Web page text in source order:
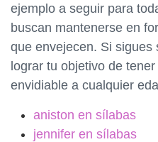
ejemplo a seguir para
buscan mantenerse en
que envejecen. Si sigues
lograr tu objetivo de
envidiable a cualquier
aniston en sílabas
jennifer en sílabas